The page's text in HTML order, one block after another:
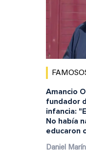
Amancio
fundador
infancia:
No había
educaron
Daniel Marín